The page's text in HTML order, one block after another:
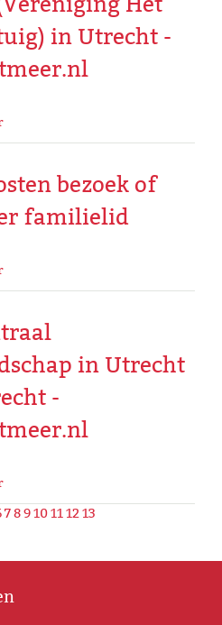
in Utrecht -
bezoek of
familielid
in Utrecht
-
78910111213